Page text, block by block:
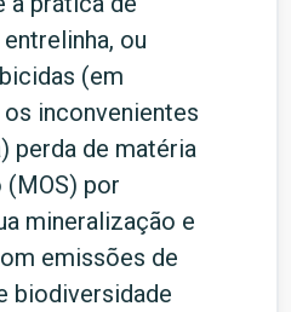
ou
(em
inconvenientes
perda de matéria
por
mineralização e
emissões de
biodiversidade